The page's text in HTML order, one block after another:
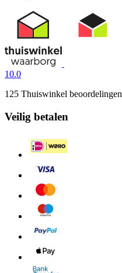
10.0
125 Thuiswinkel beoordelingen
Veilig betalen